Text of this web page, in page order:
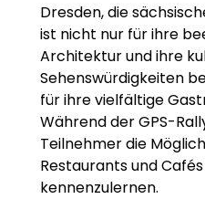
Dresden, die
ist nicht nur für ihre
Architektur und ihre
Sehenswürdigkeiten
für ihre vielfältige
Während der GPS-
Teilnehmer die
Restaurants und
kennenzulernen.